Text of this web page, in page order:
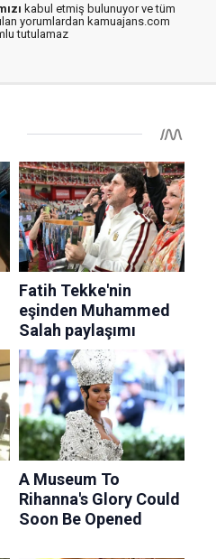
kabul etmiş bulunuyor ve tüm
yorumlardan kamuajans.com
tutulamaz